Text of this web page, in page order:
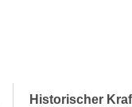
Historischer